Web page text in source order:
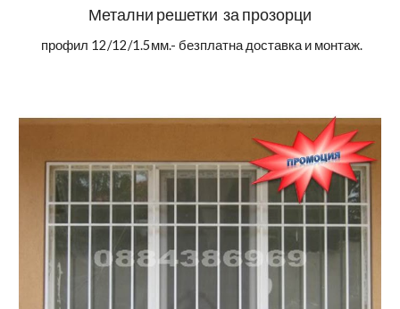
Метални решетки за прозорци
профил 12/12/1.5мм.- безплатна доставка и монтаж.